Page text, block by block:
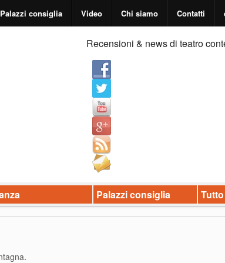
Palazzi consiglia Video Chi siamo Contatti
Recensioni & news di teatro
Palazzi consiglia
.